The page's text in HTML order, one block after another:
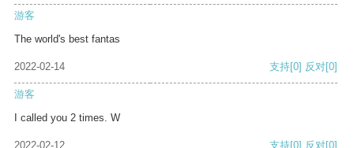
游客
The world's best fantas
2022-02-14 支持[0] 反对[0]
游客
I called you 2 times. W
2022-02-12 支持[0] 反对[0]